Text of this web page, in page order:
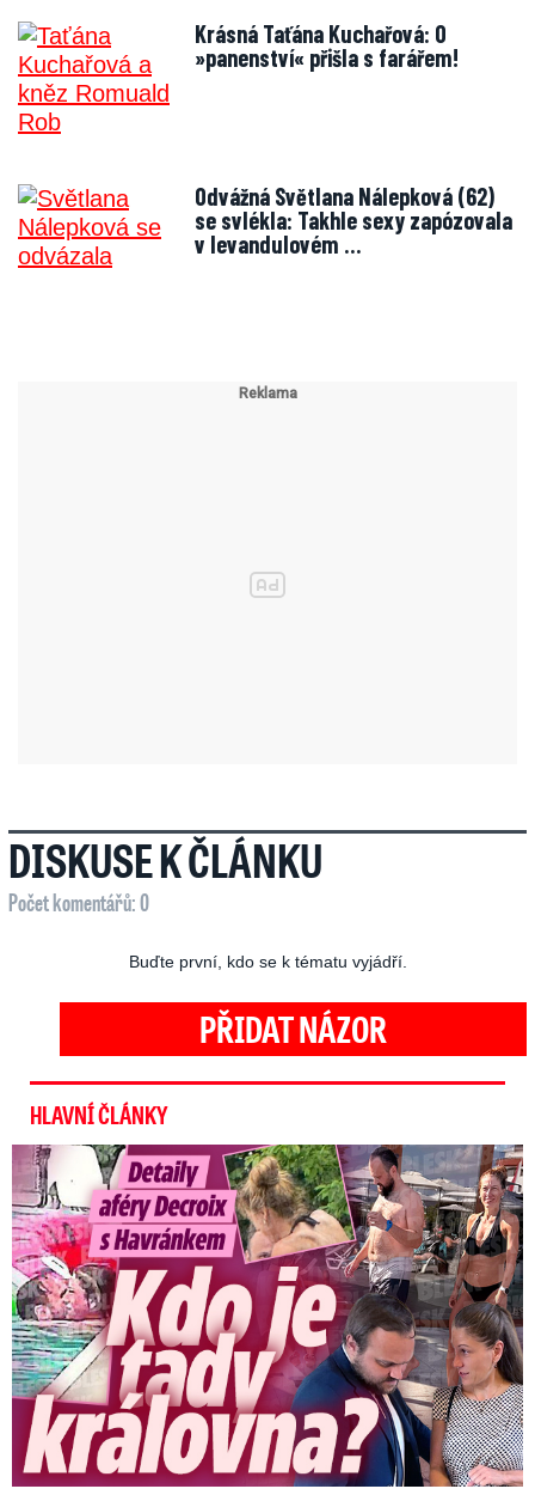
Krásná Taťána Kuchařová: O
»panenství« přišla s farářem!
Odvážná Světlana Nálepková (62)
se svlékla: Takhle sexy zapózovala
v levandulovém …
DISKUSE K ČLÁNKU
Počet komentářů: 0
Buďte první, kdo se k tématu vyjádří.
PŘIDAT NÁZOR
HLAVNÍ ČLÁNKY
Detaily aféry Decroix s Havránkem: Kdo je tady královna?